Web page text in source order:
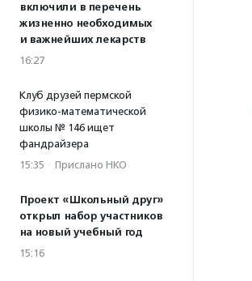
включили в перечень
жизненно необходимых
и важнейших лекарств
16:27
Клуб друзей пермской
физико-математической
школы № 146 ищет
фандрайзера
15:35 · Прислано НКО
Проект «Школьный друг»
открыл набор участников
на новый учебный год
15:16